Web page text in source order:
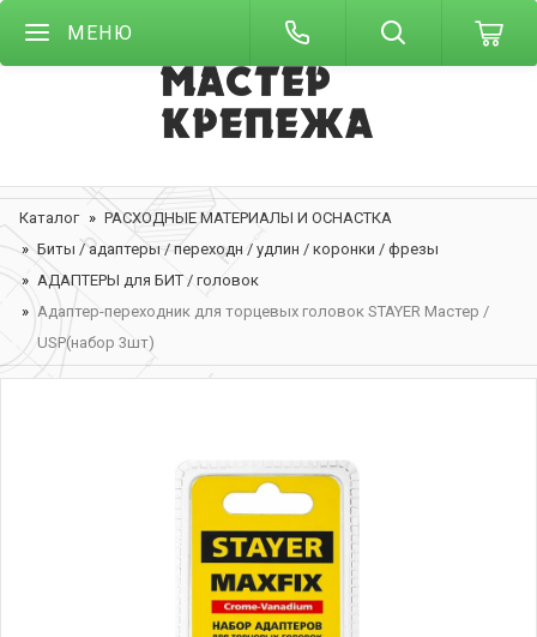
МЕНЮ
Каталог
РАСХОДНЫЕ МАТЕРИАЛЫ И ОСНАСТКА
Биты / адаптеры / переходн / удлин / коронки / фрезы
АДАПТЕРЫ для БИТ / головок
Адаптер-переходник для торцевых головок STAYER Мастер /
USP(набор 3шт)